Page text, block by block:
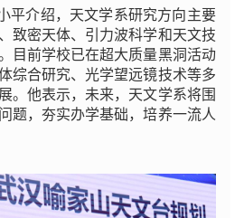
平介绍，天文学系研究方向主要
致密天体、引力波科学和天文技
目前学校已在超大质量黑洞活动
综合研究、光学望远镜技术等多
。他表示，未来，天文学系将围
题，夯实办学基础，培养一流人